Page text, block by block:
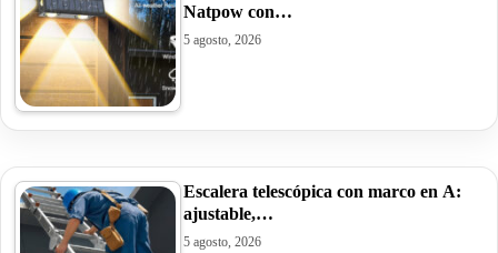
Natpow con…
5 agosto, 2026
Escalera telescópica con marco en A:
ajustable,…
5 agosto, 2026